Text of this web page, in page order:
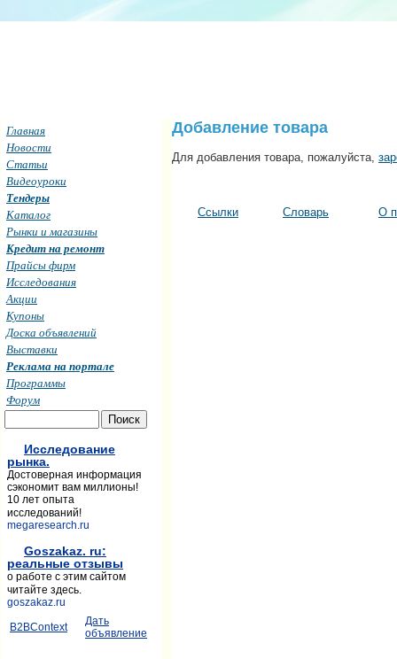
Добавление товара
Для добавления товара, пожалуйста,
Ссылки Словарь О
Главная
Новости
Статьи
Видеоуроки
Тендеры
Каталог
Рынки и магазины
Кредит на ремонт
Прайсы фирм
Исследования
Акции
Купоны
Доска объявлений
Выставки
Реклама на портале
Программы
Форум
Исследование
рынка.
Достоверная информация
сэкономит вам миллионы!
10 лет опыта
исследований!
megaresearch.ru
Goszakaz. ru:
реальные отзывы
о работе с этим сайтом
читайте здесь.
goszakaz.ru
B2BContext
Дать
объявление